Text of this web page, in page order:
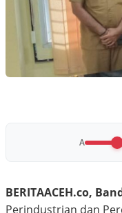
A
BERITAACEH.co,
Perindustrian dan